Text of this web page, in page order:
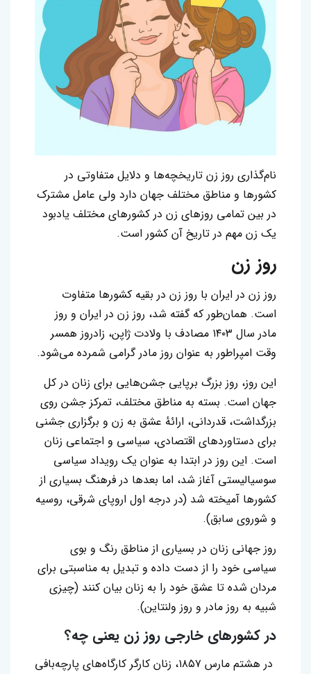
نام‌گذاری روز زن تاریخچه‌ها و دلایل متفاوتی در
کشورها و مناطق مختلف جهان دارد ولی عامل مشترک
در بین تمامی روزهای زن در کشورهای مختلف یادبود
یک زن مهم در تاریخ آن کشور است.
روز زن
روز زن در ایران با روز زن در بقیه کشورها متفاوت
است. همان‌طور که گفته شد، روز زن در ایران و روز
مادر سال ۱۴۰۳ مصادف با ولادت ژاپن، زادروز همسر
وقت امپراطور به عنوان روز مادر گرامی شمرده می‌شود.
این روز، روز بزرگ برپایی جشن‌هایی برای زنان در کل
جهان است. بسته به مناطق مختلف، تمرکز جشن روی
بزرگداشت، قدردانی، ارائهٔ عشق به زن و برگزاری جشنی
برای دستاوردهای اقتصادی، سیاسی و اجتماعی زنان
است. این روز در ابتدا به عنوان یک رویداد سیاسی
سوسیالیستی آغاز شد، اما بعدها در فرهنگ بسیاری از
کشورها آمیخته شد (در درجه اول اروپای شرقی، روسیه
و شوروی سابق).
روز جهانی زنان در بسیاری از مناطق رنگ و بوی
سیاسی خود را از دست داده و تبدیل به مناسبتی برای
مردان شده تا عشق خود را به زنان بیان کنند (چیزی
شبیه به روز مادر و روز ولنتاین).
در کشورهای خارجی روز زن یعنی چه؟
در هشتم مارس ۱۸۵۷، زنان کارگر کارگاه‌های پارچه‌بافی